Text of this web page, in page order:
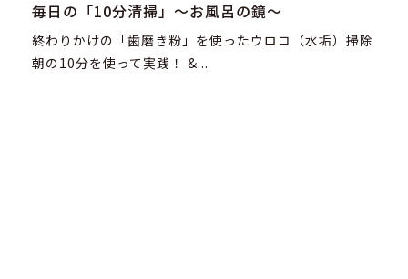
毎日の「10分清掃」～お風呂の鏡～
終わりかけの「歯磨き粉」を使ったウロコ（水垢）掃除
朝の10分を使って実践！ &...